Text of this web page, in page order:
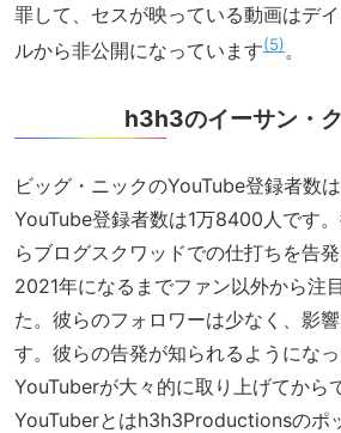
罪して、セスが映っている動画はデ
ルから非公開になっています 5 。
h3h3のイーサン・
ビッグ・ニックのYouTube登録者数
YouTube登録者数は1万8400人です
らブログスクワッドでの仕打ちを告発
2021年になるまでファン以外から注
た。彼らのフォロワーは少なく、影
す。彼らの告発が知られるようにな
YouTuberが大々的に取り上げてから
YouTuberとはh3h3Productionsのポ